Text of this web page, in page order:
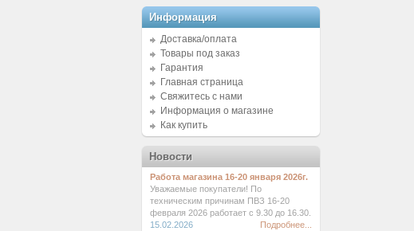
Информация
Доставка/оплата
Товары под заказ
Гарантия
Главная страница
Свяжитесь с нами
Информация о магазине
Как купить
Новости
Работа магазина 16-20 января 2026г.
Уважаемые покупатели! По
техническим причинам ПВЗ 16-20
февраля 2026 работает с 9.30 до 16.30.
15.02.2026
Подробнее...